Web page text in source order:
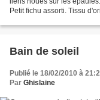
Petit fichu assorti. Tissu
Bain de soleil
Publié le 18/02/2010 à
Par Ghislaine